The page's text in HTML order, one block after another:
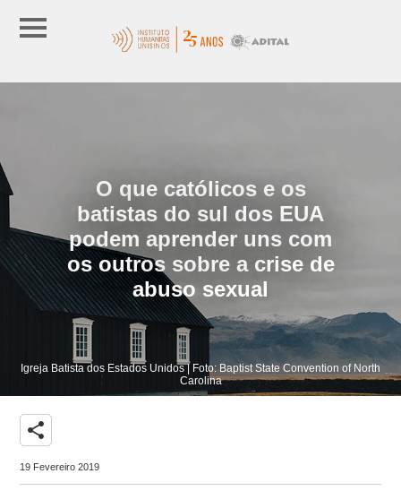
O que católicos e os
batistas do sul dos EUA
podem aprender uns com
os outros sobre a crise de
abuso sexual
Igreja Batista dos Estados Unidos | Foto: Baptist State Convention of North
Carolina
share
19 Fevereiro 2019